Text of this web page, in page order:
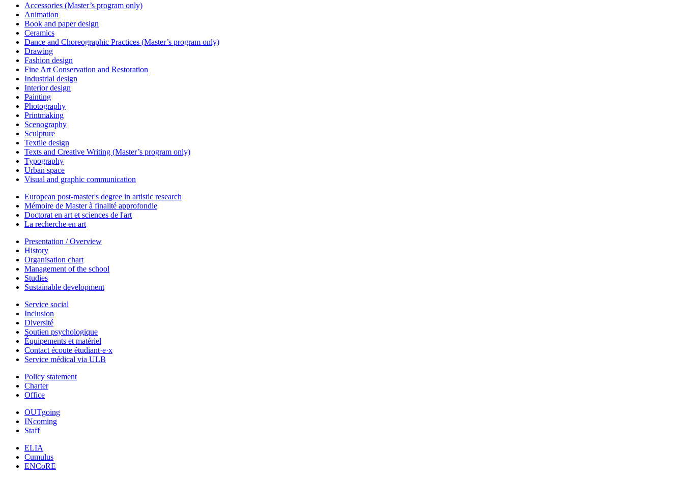
Accessories (Master’s program only)
Animation
Book and paper design
Ceramics
Dance and Choreographic Practices (Master’s program only)
Drawing
Fashion design
Fine Art Conservation and Restoration
Industrial design
Interior design
Painting
Photography
Printmaking
Scenography
Sculpture
Textile design
Texts and Creative Writing (Master’s program only)
Typography
Urban space
Visual and graphic communication
European post-master's degree in artistic research
Mémoire de Master à finalité approfondie
Doctorat en art et sciences de l'art
La recherche en art
Presentation / Overview
History
Organisation chart
Management of the school
Studies
Sustainable development
Service social
Inclusion
Diversité
Soutien psychologique
Équipements et matériel
Contact écoute étudiant·e·x
Service médical via ULB
Policy statement
Charter
Office
OUTgoing
INcoming
Staff
ELIA
Cumulus
ENCoRE